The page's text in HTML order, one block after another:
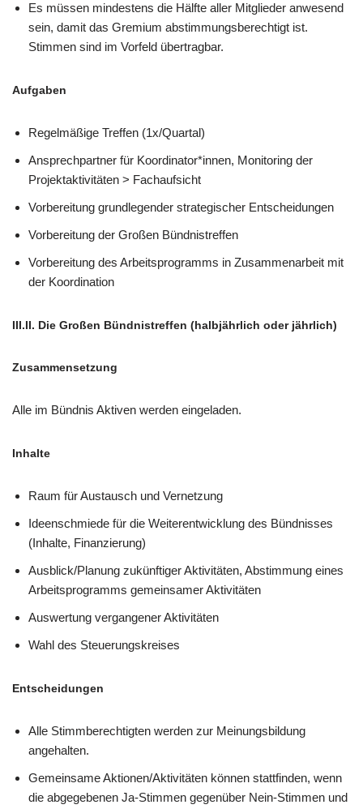
Es müssen mindestens die Hälfte aller Mitglieder anwesend
sein, damit das Gremium abstimmungsberechtigt ist.
Stimmen sind im Vorfeld übertragbar.
Aufgaben
Regelmäßige Treffen (1x/Quartal)
Ansprechpartner für Koordinator*innen, Monitoring der
Projektaktivitäten > Fachaufsicht
Vorbereitung grundlegender strategischer Entscheidungen
Vorbereitung der Großen Bündnistreffen
Vorbereitung des Arbeitsprogramms in Zusammenarbeit mit
der Koordination
III.II. Die Großen Bündnistreffen (halbjährlich oder jährlich)
Zusammensetzung
Alle im Bündnis Aktiven werden eingeladen.
Inhalte
Raum für Austausch und Vernetzung
Ideenschmiede für die Weiterentwicklung des Bündnisses
(Inhalte, Finanzierung)
Ausblick/Planung zukünftiger Aktivitäten, Abstimmung eines
Arbeitsprogramms gemeinsamer Aktivitäten
Auswertung vergangener Aktivitäten
Wahl des Steuerungskreises
Entscheidungen
Alle Stimmberechtigten werden zur Meinungsbildung
angehalten.
Gemeinsame Aktionen/Aktivitäten können stattfinden, wenn
die abgegebenen Ja-Stimmen gegenüber Nein-Stimmen und